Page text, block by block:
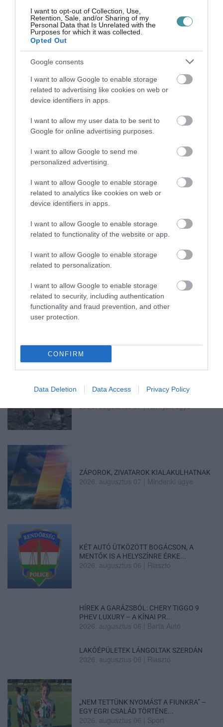
I want to opt-out of Collection, Use,
Retention, Sale, and/or Sharing of my
Personal Data that Is Unrelated with the
Purposes for which it was collected.
Opted Out
Google consents
I want to allow Google to enable storage
related to advertising like cookies on web or
device identifiers in apps.
I want to allow my user data to be sent to
Google for online advertising purposes.
I want to allow Google to send me
personalized advertising.
I want to allow Google to enable storage
related to analytics like cookies on web or
device identifiers in apps.
I want to allow Google to enable storage
related to functionality of the website or app.
I want to allow Google to enable storage
related to personalization.
I want to allow Google to enable storage
related to security, including authentication
functionality and fraud prevention, and other
user protection.
CONFIRM
Data Deletion Data Access Privacy Policy
TÖBB MINT EGY HÓNAP IS LEHET, MIRE
TANULJ NÉMETÜL OTTHONRÓL: A
DIGITÁLIS TANULÁS ELŐNYEI
2026. augusztus 07
ÚJRAINDULNAK A KORÁBBAN
LEÁLLÍTOTT SZOLGÁLTATÁSOK AZ EGRI...
2026. augusztus 07
TÍZ ÉVE NEM VOLT ILYEN ALACSONY AZ
INFLÁCIÓ MAGYARORSZÁGON
Mindenki ügye
MINDHÁROM ÜTEMBEN DOLGOZNAK A 25-
HALMENTÉS SZARVASKŐNÉL: ŐSHONOS
2026. augusztus 07|Környék ügye
ZÁPOROK, ZIVATAROK KIALAKULHATNAK
2026. augusztus 07 Mindenki ügye
KÉT AUTÓ ÜTKÖZÖTT BOGÁCSON, A
MENTŐK IS A HELYSZÍNRE ÉRKE...
2026. augusztus 06 Riasztó
HÍREK A GARÁZSBÓL: CHERY TIGGO 9
PHEV LUXURY – A KÍNAI PR...
2026. augusztus 06 Barta Autó
LAKÓÉPÜLETEK LÁNGOLTAK SZERDÁN
2026. augusztus 06 Riasztó
„NEM TETTÜNK NYOMÁST A FIUNKRA” –
EGY EGRI CSALÁD TÖRTÉNE...
2026. augusztus 06 Sport